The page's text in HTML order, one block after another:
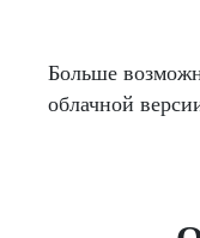
Больше
облачной